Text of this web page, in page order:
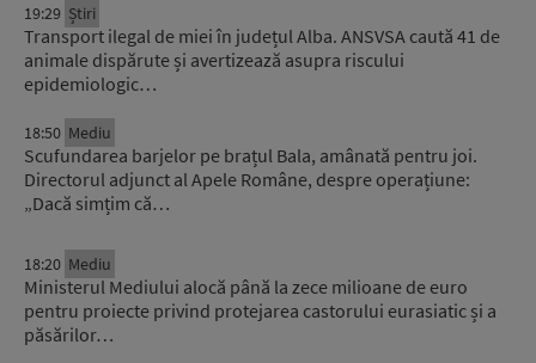
19:29 Știri
Transport ilegal de miei în județul Alba. ANSVSA caută 41 de
animale dispărute și avertizează asupra riscului
epidemiologic…
18:50 Mediu
Scufundarea barjelor pe brațul Bala, amânată pentru joi.
Directorul adjunct al Apele Române, despre operațiune:
„Dacă simțim că…
18:20 Mediu
Ministerul Mediului alocă până la zece milioane de euro
pentru proiecte privind protejarea castorului eurasiatic și a
păsărilor…